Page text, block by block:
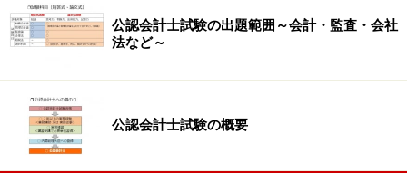
財務DDや事業DDって、具体的にどうやる
の？
「財務DD」とは、会社の収益力や資金繰りの把握、さら
には貸借対照表上に記載されない簿外債務や偶発債務と
いったものを調査することにより、会社の実質純資産を
公認会計士試験の出題範囲～会計・監査・会社
法など～
公認会計士試験の概要